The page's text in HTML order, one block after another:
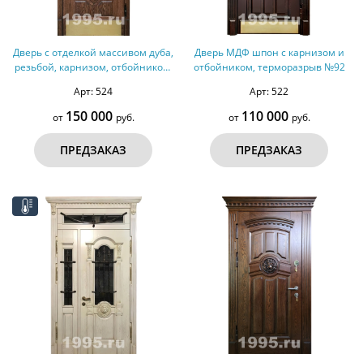
Дверь с отделкой массивом дуба,
резьбой, карнизом, отбойником,
Арт: 524
от 150 000 руб.
ПРЕДЗАКАЗ
Дверь МДФ шпон с карнизом и
отбойником, терморазрыв №92
Арт: 522
от 110 000 руб.
ПРЕДЗАКАЗ